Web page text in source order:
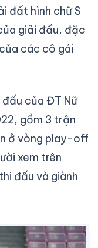
đất hình chữ S
giải đấu, đặc
các cô gái
của ĐT Nữ
gồm 3 trận
ở vòng play-off
xem trên
đấu và giành